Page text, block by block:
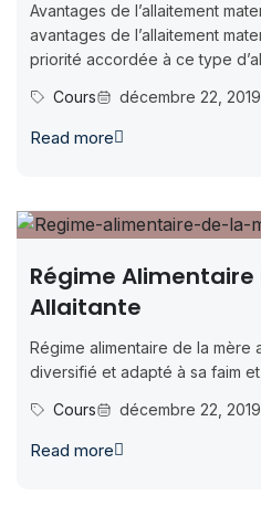
Avantages de l’allaitement
avantages de l’allaitement
priorité accordée à ce type
Cours
décembre 22, 2019
Read more
Régime Alimentaire
Allaitante
Régime alimentaire de la mère
diversifié et adapté à sa faim
Cours
décembre 22, 2019
Read more